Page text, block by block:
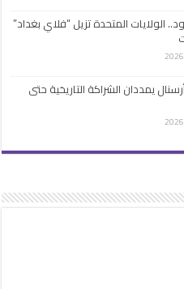
الولايات المتحدة تزيل “فلاي بغداد”
يمددان الشراكة التاريخية حتى